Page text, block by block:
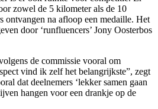
zowel de 5 kilometer als de 10
ontvangen na afloop een medaille. Het
door ‘runfluencers’ Jony Oosterbos
de commissie vooral om
vind ik zelf het belangrijkste”, zegt
dat deelnemers ‘lekker samen gaan
hangen voor een drankje op de